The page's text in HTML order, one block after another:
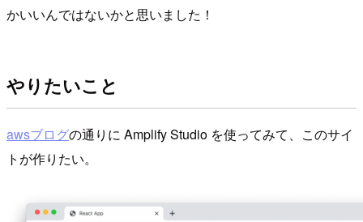
かいいんではないかと思いました！
やりたいこと
awsブログの通りに Amplify Studio を使ってみて、このサイ
トが作りたい。